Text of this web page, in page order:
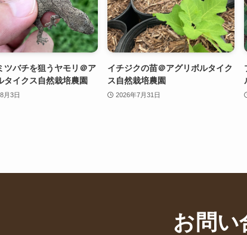
ツバチを狙うヤモリ＠ア
タイクス自然栽培農園
月3日
イチジクの苗＠アグリボルタイク
ス自然栽培農園
2026年7月31日
お問い